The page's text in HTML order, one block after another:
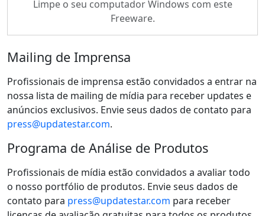
Limpe o seu computador Windows com este
Freeware.
Mailing de Imprensa
Profissionais de imprensa estão convidados a entrar na
nossa lista de mailing de mídia para receber updates e
anúncios exclusivos. Envie seus dados de contato para
press@updatestar.com.
Programa de Análise de Produtos
Profissionais de mídia estão convidados a avaliar todo
o nosso portfólio de produtos. Envie seus dados de
contato para press@updatestar.com para receber